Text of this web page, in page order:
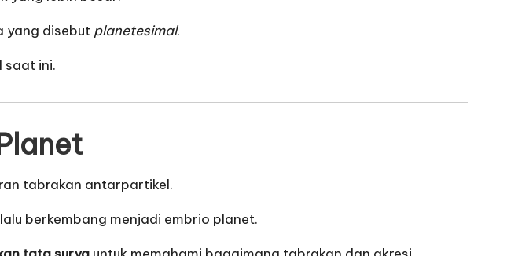
yang disebut planetesimal.
saat ini.
tabrakan antarpartikel.
berkembang menjadi embrio planet.